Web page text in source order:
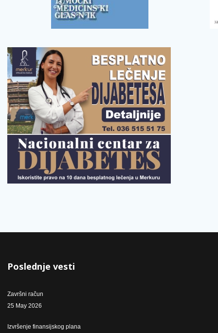
Poslednje vesti
Završni račun
25 May 2026
Izvršenje finansijskog plana